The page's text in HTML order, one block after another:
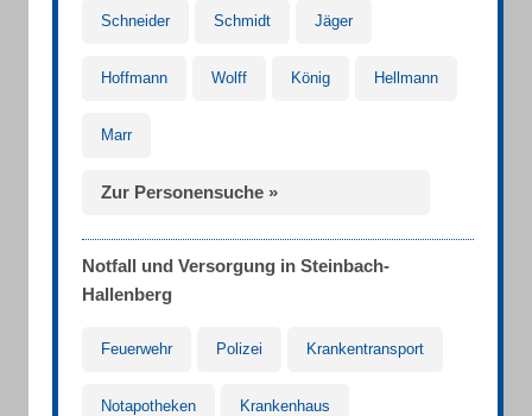
Schneider Schmidt Jäger
Hoffmann Wolff König Hellmann
Marr
Zur Personensuche »
Notfall und Versorgung in Steinbach-
Hallenberg
Feuerwehr Polizei Krankentransport
Notapotheken Krankenhaus